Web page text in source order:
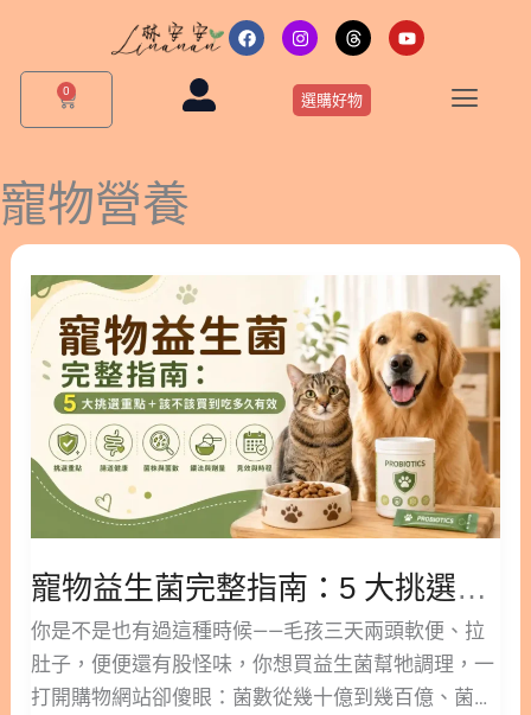
容
F
a
c
I
n
s
t
a
g
T
h
r
e
a
d
Y
o
u
0
購
物
籃
選購好物
寵物營養
寵物益生菌完整指南：5 大挑選重點＋該不該買到吃多久有效
你是不是也有過這種時候——毛孩三天兩頭軟便、拉
肚子，便便還有股怪味，你想買益生菌幫牠調理，一
打開購物網站卻傻眼：菌數從幾十億到幾百億、菌株
物
益
生
整
指
大
挑
選
重